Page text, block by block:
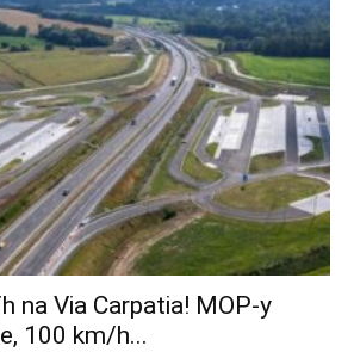
na Via Carpatia! MOP-y
100 km/h...